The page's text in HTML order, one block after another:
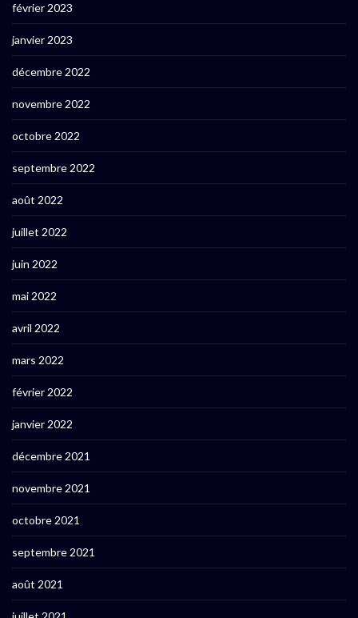
février 2023
janvier 2023
décembre 2022
novembre 2022
octobre 2022
septembre 2022
août 2022
juillet 2022
juin 2022
mai 2022
avril 2022
mars 2022
février 2022
janvier 2022
décembre 2021
novembre 2021
octobre 2021
septembre 2021
août 2021